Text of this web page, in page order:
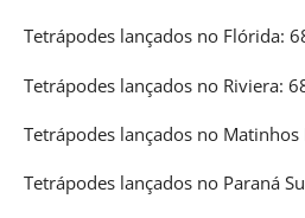
Tetrápodes lançados no Flórida:
Tetrápodes lançados no Riviera:
Tetrápodes lançados no
Tetrápodes lançados no Paraná